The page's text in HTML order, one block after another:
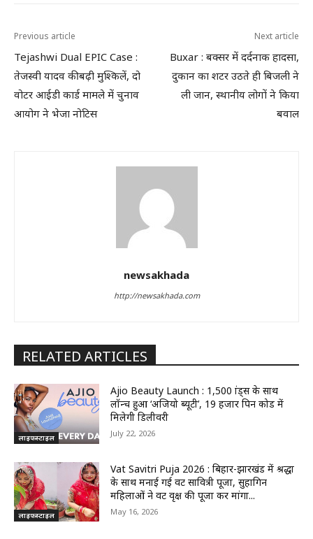
Previous article
Tejashwi Dual EPIC Case :
तेजस्वी यादव की बढ़ी मुश्किलें, दो
वोटर आईडी कार्ड मामले में चुनाव
आयोग ने भेजा नोटिस
Next article
Buxar : बक्सर में दर्दनाक हादसा,
दुकान का शटर उठते ही बिजली ने
ली जान, स्थानीय लोगों ने किया
बवाल
newsakhada
http://newsakhada.com
RELATED ARTICLES
लाइफस्टाइल
Ajio Beauty Launch : 1,500 ब्रांड्स के साथ
लॉन्च हुआ ‘अजियो ब्यूटी’, 19 हजार पिन कोड में
मिलेगी डिलीवरी
July 22, 2026
लाइफस्टाइल
Vat Savitri Puja 2026 : बिहार-झारखंड में श्रद्धा
के साथ मनाई गई वट सावित्री पूजा, सुहागिन
महिलाओं ने वट वृक्ष की पूजा कर मांगा...
May 16, 2026